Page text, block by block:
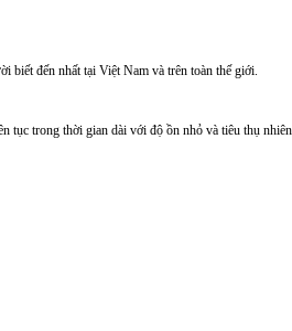
biết đến nhất tại Việt Nam và trên toàn thế giới.
tục trong thời gian dài với độ ồn nhỏ và tiêu thụ